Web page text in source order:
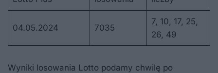
04.05.2024 7035
7, 10, 17, 25,
26, 49
Wyniki losowania Lotto podamy chwilę po